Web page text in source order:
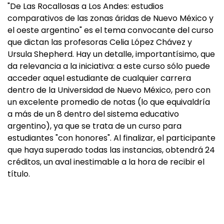
"De Las Rocallosas a Los Andes: estudios
comparativos de las zonas áridas de Nuevo México y
el oeste argentino" es el tema convocante del curso
que dictan las profesoras Celia López Chávez y
Ursula Shepherd. Hay un detalle, importantísimo, que
da relevancia a la iniciativa: a este curso sólo puede
acceder aquel estudiante de cualquier carrera
dentro de la Universidad de Nuevo México, pero con
un excelente promedio de notas (lo que equivaldría
a más de un 8 dentro del sistema educativo
argentino), ya que se trata de un curso para
estudiantes "con honores". Al finalizar, el participante
que haya superado todas las instancias, obtendrá 24
créditos, un aval inestimable a la hora de recibir el
título.